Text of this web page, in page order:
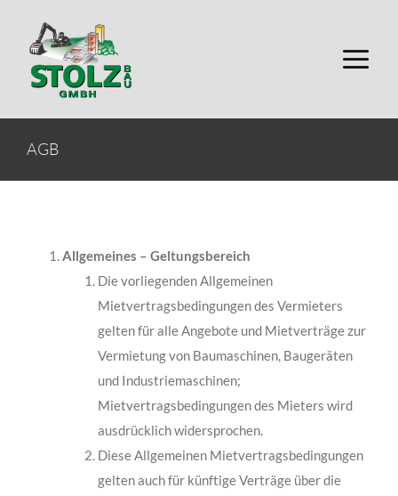
springen
AGB
Allgemeines – Geltungsbereich
Die vorliegenden Allgemeinen
Mietvertragsbedingungen des Vermieters
gelten für alle Angebote und Mietverträge zur
Vermietung von Baumaschinen, Baugeräten
und In­dustriemaschinen;
Mietvertragsbedingungen des Mieters wird
ausdrücklich widerspro­chen.
Diese Allgemeinen Mietvertragsbedingungen
gelten auch für künftige Verträge über die